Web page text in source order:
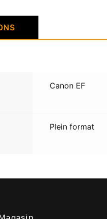
Canon EF
Plein format